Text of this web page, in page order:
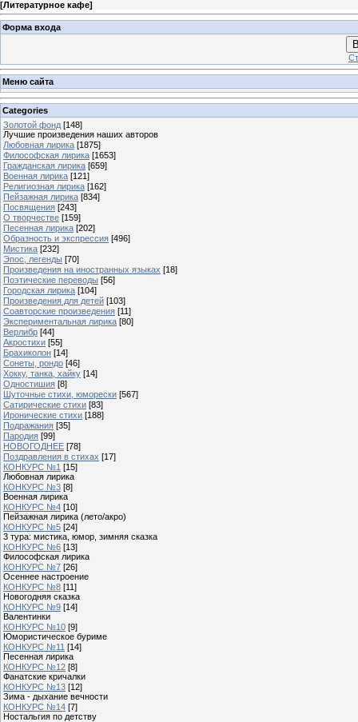
[Литературное кафе]
Форма входа
Меню сайта
Categories
Золотой фонд [148]
Лучшие произведения наших авторов
Любовная лирика [1875]
Философская лирика [1653]
Гражданская лирика [659]
Военная лирика [121]
Религиозная лирика [162]
Пейзажная лирика [834]
Посвящения [243]
О творчестве [159]
Песенная лирика [202]
Образность и экспрессия [496]
Мистика [232]
Эпос, легенды [70]
Произведения на иностранных языках [18]
Поэтические переводы [56]
Городская лирика [104]
Произведения для детей [103]
Соавторские произведения [11]
Экспериментальная лирика [80]
Верлибр [44]
Акростихи [55]
Брахиколон [14]
Сонеты, рондо [46]
Хокку, танка, хайку [14]
Одностишия [8]
Шуточные стихи, юморески [567]
Сатирические стихи [83]
Иронические стихи [188]
Подражания [35]
Пародия [99]
НОВОГОДНЕЕ [78]
Поздравления в стихах [17]
КОНКУРС №1 [15]
Любовная лирика
КОНКУРС №3 [8]
Военная лирика
КОНКУРС №4 [10]
Пейзажная лирика (лето/акро)
КОНКУРС №5 [24]
3 тура: мистика, юмор, зимняя сказка
КОНКУРС №6 [13]
Философская лирика
КОНКУРС №7 [26]
Осеннее настроение
КОНКУРС №8 [11]
Новогодняя сказка
КОНКУРС №9 [14]
Валентинки
КОНКУРС №10 [9]
Юмористическое буриме
КОНКУРС №11 [14]
Песенная лирика
КОНКУРС №12 [8]
Фанатские кричалки
КОНКУРС №13 [12]
Зима - дыхание вечности
КОНКУРС №14 [7]
Ностальгия по детству